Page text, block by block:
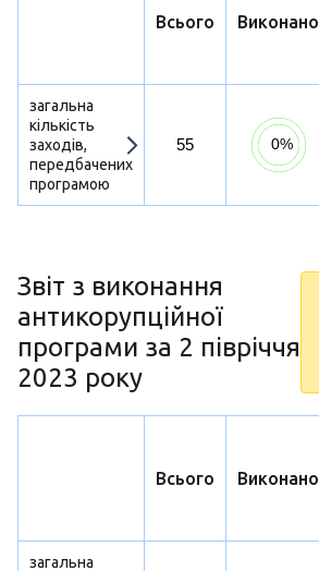
Всього Виконано
загальна
кількість
заходів,
передбачених
програмою
55
Звіт з виконання
антикорупційної
програми за 2 півріччя
2023 року
Всього Виконано
загальна